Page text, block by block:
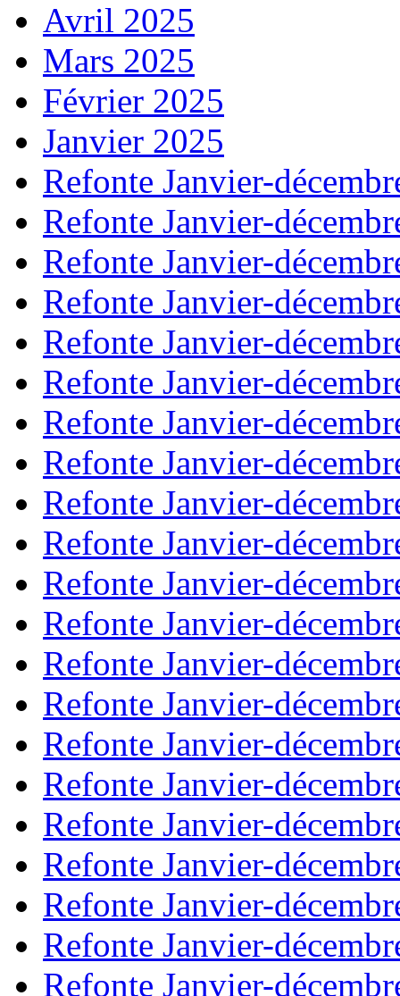
Avril 2025
Mars 2025
Février 2025
Janvier 2025
Refonte Janvier-
Refonte Janvier-
Refonte Janvier-
Refonte Janvier-
Refonte Janvier-
Refonte Janvier-
Refonte Janvier-
Refonte Janvier-
Refonte Janvier-
Refonte Janvier-
Refonte Janvier-
Refonte Janvier-
Refonte Janvier-
Refonte Janvier-
Refonte Janvier-
Refonte Janvier-
Refonte Janvier-
Refonte Janvier-
Refonte Janvier-
Refonte Janvier-
Refonte Janvier-